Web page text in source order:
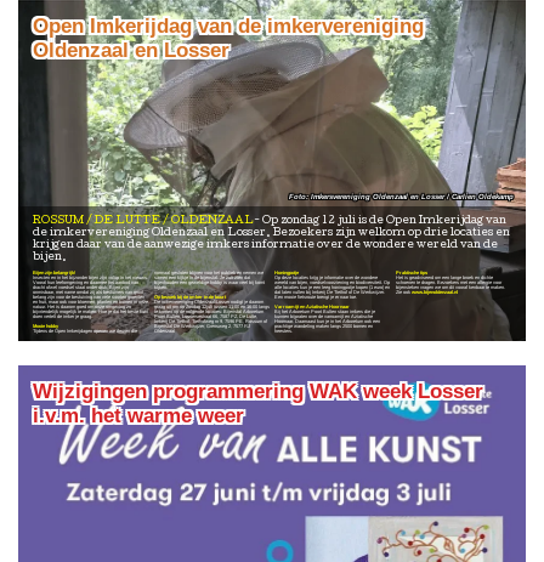
Open Imkerijdag van de imkervereniging
Oldenzaal en Losser
ROSSUM / DE LUTTE / OLDENZAAL
de imkervereniging Oldenzaal en Losser. Bezoekers zijn welkom op drie locaties en
krijgen daar van de aanwezige imkers informatie over de wondere wereld van de
bijen.
Bijen zijn belangrijk!
Insecten en in het bijzonder bijen zijn volop in het nieuws.
Vooral hun leefomgeving en daarmee het aanbod van
dracht ofwel voedsel staat onder druk. Bijen zijn
onmisbaar, met name omdat zij als bestuivers van groot
belang zijn voor de bestuiving van vele soorten groenten
en fruit, maar ook voor bloemen, planten en bomen in onze
natuur. Het is daarom goed om onze omgeving zo
bijvriendelijk mogelijk te maken. Hoe je dat het beste kunt
doen vertelt de imker je graag.
Mooie hobby
Tijdens de Open Imkerijdagen openen we deuren die
normaal gesloten blijven voor het publiek en nemen we
samen een kijkje in de bijenstal. Je zult zien dat
bijenhouden een geweldige hobby is waar veel bij komt
kijken.
Op bezoek bij de imker in de buurt
De imkervereniging Oldenzaal/Losser nodigt je daarom
graag uit om op Zondag 12juli tussen 11:00 en 16:00 langs
te komen op de volgende locaties: Bijenstal Arboretum
Poort Bulten, Lossersestraat 66, 7587 PZ, De Lutte,
Imkerij De Tiethof, Tiethofweg nr 9, 7596 PE, Rossum of
Bijenstal De Werkwijzer, Grensweg 2, 7577 RJ
Oldenzaal
Honingpotje
Op deze locaties krijg je informatie over de wondere
wereld van bijen, voedselvoorziening en biodiversiteit. Op
alle locaties kun je een leeg honingpotje kopen (1 euro) en
dat laten vullen bij Imkerij De Tiethof of De Werkwijzer.
Een mooie fietsroute brengt je er naar toe.
Varroamijt en Aziatische Hoornaar
Bij het Arboretum Poort Bulten staan imkers die je
kunnen bijpraten over de varroamijt en Aziatische
Hoornaar. Daarnaast kun je in het Arboretum ook een
prachtige wandeling maken langs 2500 bomen en
heesters.
Praktische tips
Het is geadviseerd om een lange broek en dichte
schoenen te dragen. Bezoekers met een allergie voor
bijensteken vragen we om dit vooraf kenbaar te maken.
Zie ook www.bijenoldenzaal.nl
Imkersvereniging Oldenzaal en Losser / Carlien Oldekamp
Wijzigingen programmering WAK week Losser
i.v.m. het warme weer